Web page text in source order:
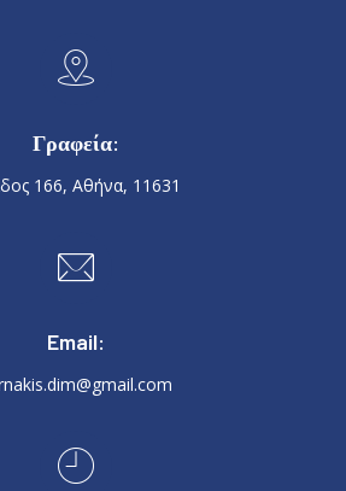
Γραφεία:
166, Αθήνα, 11631
Email: